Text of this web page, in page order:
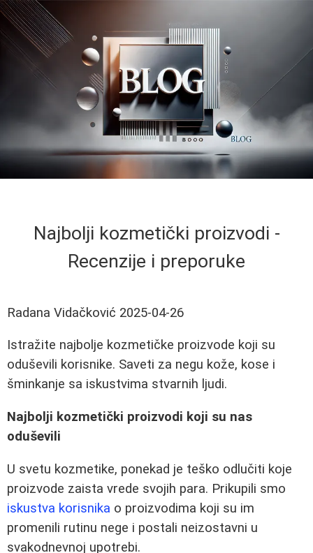
Najbolji kozmetički proizvodi -
Recenzije i preporuke
Radana Vidačković 2025-04-26
Istražite najbolje kozmetičke proizvode koji su
oduševili korisnike. Saveti za negu kože, kose i
šminkanje sa iskustvima stvarnih ljudi.
Najbolji kozmetički proizvodi koji su nas
oduševili
U svetu kozmetike, ponekad je teško odlučiti koje
proizvode zaista vrede svojih para. Prikupili smo
iskustva korisnika o proizvodima koji su im
promenili rutinu nege i postali neizostavni u
svakodnevnoj upotrebi.